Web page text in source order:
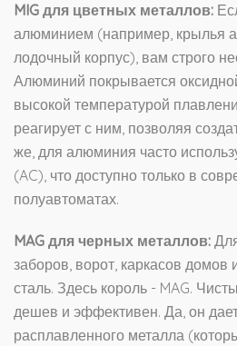
MIG для цветных металлов:
алюминием (например, крылья
лодочный корпус), вам строго
Алюминий покрывается
высокой температурой
реагирует с ним, позволяя
же, для алюминия часто
(AC), что доступно только в
полуавтоматах.
MAG для черных металлов:
заборов, ворот, каркасов домов
сталь. Здесь король - MAG.
дешев и эффективен. Да, он
расплавленного металла